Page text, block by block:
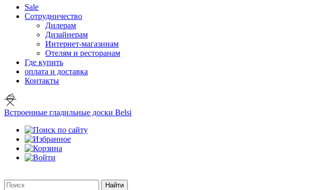
Sale
Сотрудничество
Дилерам
Дизайнерам
Интернет-магазинам
Отелям и ресторанам
Где купить
оплата и доставка
Контакты
Встроенные гладильные доски Belsi
Найти